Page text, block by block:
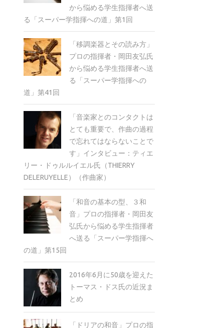
から悩める学生指揮者へ送
る「スーパー学指揮への道」第1回
「移調楽器とその読み方」
プロの指揮者・岡田友弘氏
から悩める学生指揮者へ送
る「スーパー学指揮への
道」第41回
「音楽家とのコンタクトは
とても重要で、作曲の過程
で忘れてはならないことで
す」インタビュー：ティエ
リー・ドゥルルイエル氏（THIERRY
DELERUYELLE）（作曲家）
「和音の基本の型、３和
音」プロの指揮者・岡田友
弘氏から悩める学生指揮者
へ送る「スーパー学指揮へ
の道」第15回
2016年6月に50歳を迎えた
トーマス・ドス氏の近況ま
とめ
「ドリアの和音」プロの指